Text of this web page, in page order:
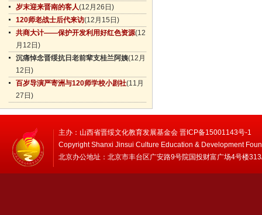
岁末迎来晋南的客人(12月26日)
120师老战士后代来访(12月15日)
共商大计——保护开发利用好红色资源(12
月12日)
沉痛悼念晋绥抗日老前辈支桂兰阿姨(12月
12日)
百岁导演严寄洲与120师学校小剧社(11月
27日)
主办：山西省晋绥文化教育发展基金会 晋ICP备15001143号-1
Copyright Shanxi Jinsui Culture Education & Development
北京办公地址：北京市丰台区广安路9号院国投财富广场4号楼